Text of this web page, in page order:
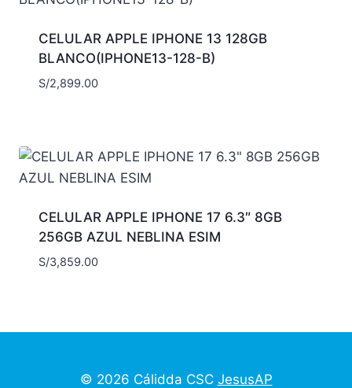
CELULAR APPLE IPHONE 13 128GB
BLANCO(IPHONE13-128-B)
S/2,899.00
CELULAR APPLE IPHONE 17 6.3″ 8GB
256GB AZUL NEBLINA ESIM
S/3,859.00
© 2026 Cálidda CSC JesusAP